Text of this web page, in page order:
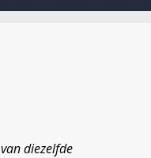
diezelfde